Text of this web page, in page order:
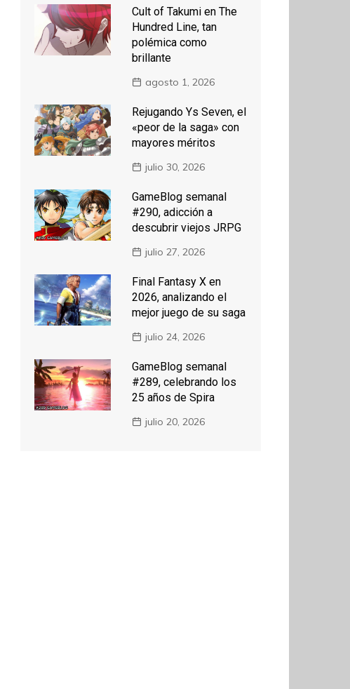
Cult of Takumi en The
Hundred Line, tan
polémica como
brillante
agosto 1, 2026
Rejugando Ys Seven, el
«peor de la saga» con
mayores méritos
julio 30, 2026
GameBlog semanal
#290, adicción a
descubrir viejos JRPG
julio 27, 2026
Final Fantasy X en
2026, analizando el
mejor juego de su saga
julio 24, 2026
GameBlog semanal
#289, celebrando los
25 años de Spira
julio 20, 2026